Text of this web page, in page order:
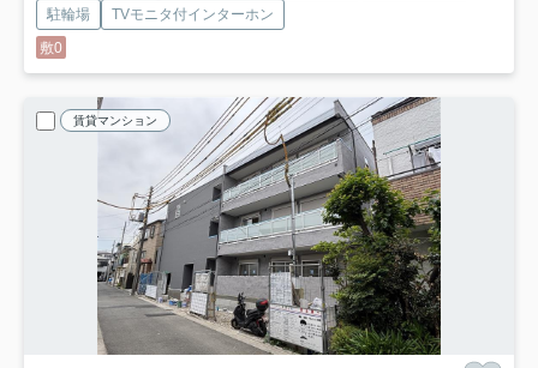
駐輪場
TVモニタ付インターホン
敷0
賃貸マンション